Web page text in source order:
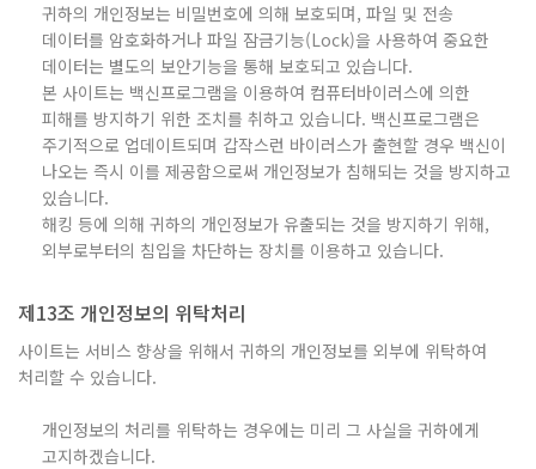
귀하의 개인정보는 비밀번호에 의해 보호되며, 파일 및 전송
데이터를 암호화하거나 파일 잠금기능(Lock)을 사용하여 중요한
데이터는 별도의 보안기능을 통해 보호되고 있습니다.
본 사이트는 백신프로그램을 이용하여 컴퓨터바이러스에 의한
피해를 방지하기 위한 조치를 취하고 있습니다. 백신프로그램은
주기적으로 업데이트되며 갑작스런 바이러스가 출현할 경우 백신이
나오는 즉시 이를 제공함으로써 개인정보가 침해되는 것을 방지하고
있습니다.
해킹 등에 의해 귀하의 개인정보가 유출되는 것을 방지하기 위해,
외부로부터의 침입을 차단하는 장치를 이용하고 있습니다.
제13조 개인정보의 위탁처리
사이트는 서비스 향상을 위해서 귀하의 개인정보를 외부에 위탁하여
처리할 수 있습니다.
개인정보의 처리를 위탁하는 경우에는 미리 그 사실을 귀하에게
고지하겠습니다.